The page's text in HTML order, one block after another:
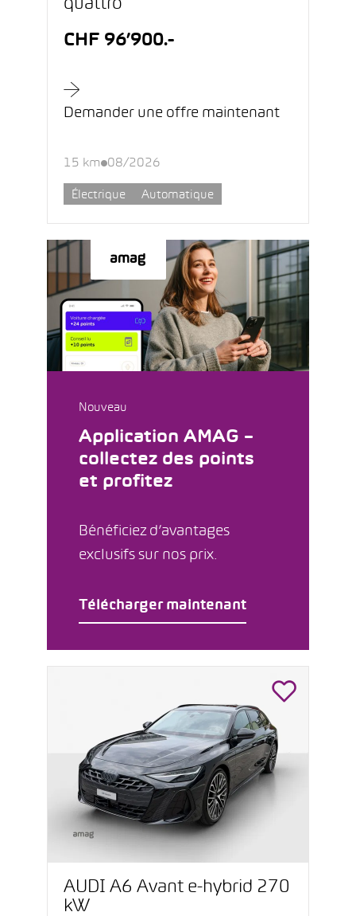
quattro
CHF 96’900.-
Demander une offre maintenant
15 km 08/2026
Électrique Automatique
Nouveau
Application AMAG –
collectez des points
et profitez
Bénéficiez d’avantages
exclusifs sur nos prix.
Télécharger maintenant
AUDI A6 Avant e-hybrid 270
kW